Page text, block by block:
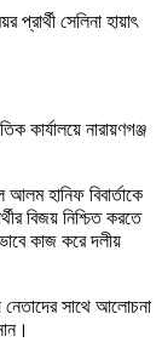
প্রার্থী সেলিনা হায়াৎ
কার্যালয়ে নারায়ণগঞ্জ
হানিফ বিবার্তাকে
বিজয় নিশ্চিত করতে
কাজ করে দলীয়
নেতাদের সাথে আলোচনা